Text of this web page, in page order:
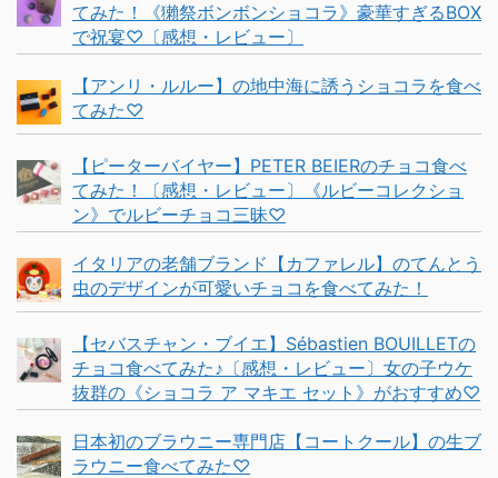
てみた！《獺祭ボンボンショコラ》豪華すぎるBOX
で祝宴♡〔感想・レビュー〕
【アンリ・ルルー】の地中海に誘うショコラを食べ
てみた♡
【ピーターバイヤー】PETER BEIERのチョコ食べ
てみた！〔感想・レビュー〕《ルビーコレクショ
ン》でルビーチョコ三昧♡
イタリアの老舗ブランド【カファレル】のてんとう
虫のデザインが可愛いチョコを食べてみた！
【セバスチャン・ブイエ】Sébastien BOUILLETの
チョコ食べてみた♪〔感想・レビュー〕女の子ウケ
抜群の《ショコラ ア マキエ セット》がおすすめ♡
日本初のブラウニー専門店【コートクール】の生ブ
ラウニー食べてみた♡